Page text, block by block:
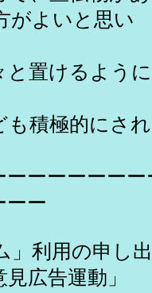
がよいと思い
けるように
積極的にされ
ーーーーー
ーー
」利用の申し
広告運動」